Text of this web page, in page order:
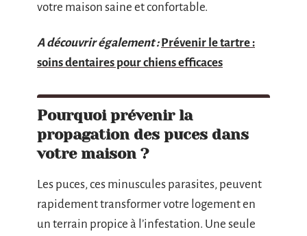
votre maison saine et confortable.
A découvrir également : Prévenir le tartre :
soins dentaires pour chiens efficaces
Pourquoi prévenir la
propagation des puces dans
votre maison ?
Les puces, ces minuscules parasites, peuvent
rapidement transformer votre logement en
un terrain propice à l’infestation. Une seule